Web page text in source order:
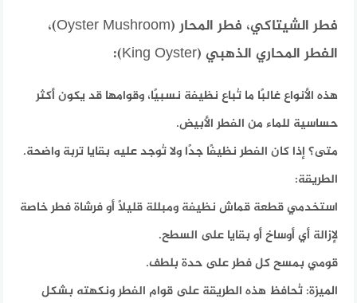
فطر الشيتاكي، فطر المحار (Oyster Mushroom)،
الفطر المحاري الذهبي (King Oyster):
هذه الأنواع غالبًا ما تُباع نظيفة نسبيًا، وقوامها قد يكون أكثر
حساسية للماء من الفطر الأبيض.
متى؟إذا كان الفطر نظيفًا جدًا ولا تُوجد عليه بقايا تربة واضحة.
الطريقة:
استخدمي قطعة قماش نظيفة ومبللة قليلًا أو فرشاة فطر خاصة
لإزالة أي أوساخ أو بقايا على السطح.
قومي بمسح كل فطر على حدة بلطف.
الميزة: تُحافظ هذه الطريقة على قوام الفطر ونكهته بشكل